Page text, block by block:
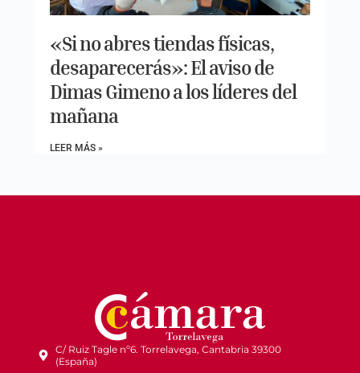
«Si no abres tiendas físicas,
desaparecerás»: El aviso de
Dimas Gimeno a los líderes del
mañana
LEER MÁS »
C/ Ruiz Tagle nº6. Torrelavega, Cantabria 39300
(España)